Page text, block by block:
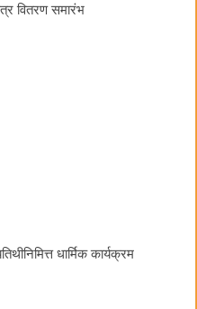
वितरण समारंभ
धार्मिक कार्यक्रम